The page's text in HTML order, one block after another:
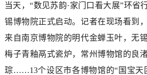
当天，“数见苏韵·家门口看大展”环省
锡博物院正式启动。记者在现场看到
来自南京博物院的明代金蝉玉叶，无
梅子青釉鬲式瓷炉，常州博物馆的良
琮……13个设区市各博物馆的“国宝天